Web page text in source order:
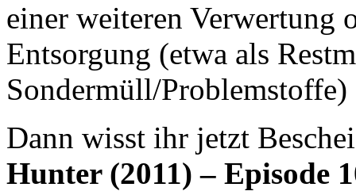
einer weiteren Verwertung
Entsorgung (etwa als
Sondermüll/
Dann wisst ihr jetzt
Hunter (2011) – Episode